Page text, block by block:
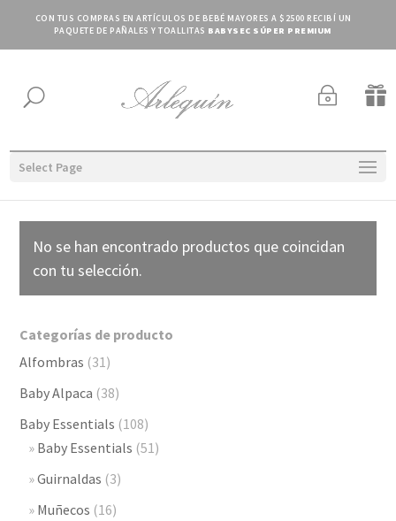
CON TUS COMPRAS EN ARTÍCULOS DE BEBÉ MAYORES A $2500 RECIBÍ UN
PAQUETE DE PAÑALES Y TOALLITAS BABYSEC SÚPER PREMIUM
U ~ 
Select Page
No se han encontrado productos que coincidan
con tu selección.
Categorías de producto
Alfombras (31)
Baby Alpaca (38)
Baby Essentials (108)
Baby Essentials (51)
Guirnaldas (3)
Muñecos (16)